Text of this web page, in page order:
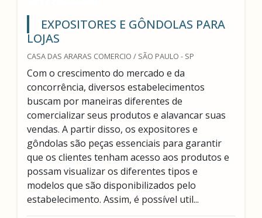
EXPOSITORES E GÔNDOLAS PARA
LOJAS
CASA DAS ARARAS COMERCIO / SÃO PAULO - SP
Com o crescimento do mercado e da
concorrência, diversos estabelecimentos
buscam por maneiras diferentes de
comercializar seus produtos e alavancar suas
vendas. A partir disso, os expositores e
gôndolas são peças essenciais para garantir
que os clientes tenham acesso aos produtos e
possam visualizar os diferentes tipos e
modelos que são disponibilizados pelo
estabelecimento. Assim, é possível util...